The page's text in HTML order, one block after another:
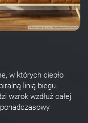
w których ciepło
linią biegu.
wzrok wzdłuż całej